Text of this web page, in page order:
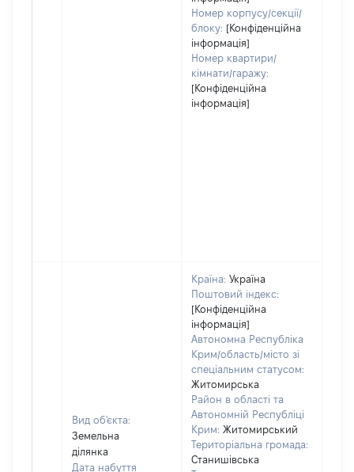
Номер корпусу/секції/
блоку: [Конфіденційна
інформація]
Номер квартири/
кімнати/гаражу:
[Конфіденційна
інформація]
Вид об'єкта:
Земельна
ділянка
Дата набуття
Країна: Україна
Поштовий індекс:
[Конфіденційна
інформація]
Автономна Республіка
Крим/область/місто зі
спеціальним статусом:
Житомирська
Район в області та
Автономній Республіці
Крим: Житомирський
Територіальна громада:
Станишівська